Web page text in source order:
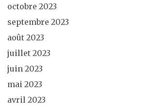
octobre 2023
septembre 2023
août 2023
juillet 2023
juin 2023
mai 2023
avril 2023